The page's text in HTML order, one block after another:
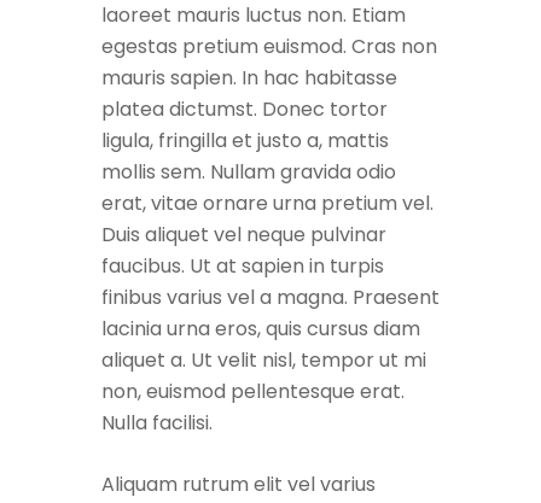
laoreet mauris luctus non. Etiam
egestas pretium euismod. Cras non
mauris sapien. In hac habitasse
platea dictumst. Donec tortor
ligula, fringilla et justo a, mattis
mollis sem. Nullam gravida odio
erat, vitae ornare urna pretium vel.
Duis aliquet vel neque pulvinar
faucibus. Ut at sapien in turpis
finibus varius vel a magna. Praesent
lacinia urna eros, quis cursus diam
aliquet a. Ut velit nisl, tempor ut mi
non, euismod pellentesque erat.
Nulla facilisi.
Aliquam rutrum elit vel varius